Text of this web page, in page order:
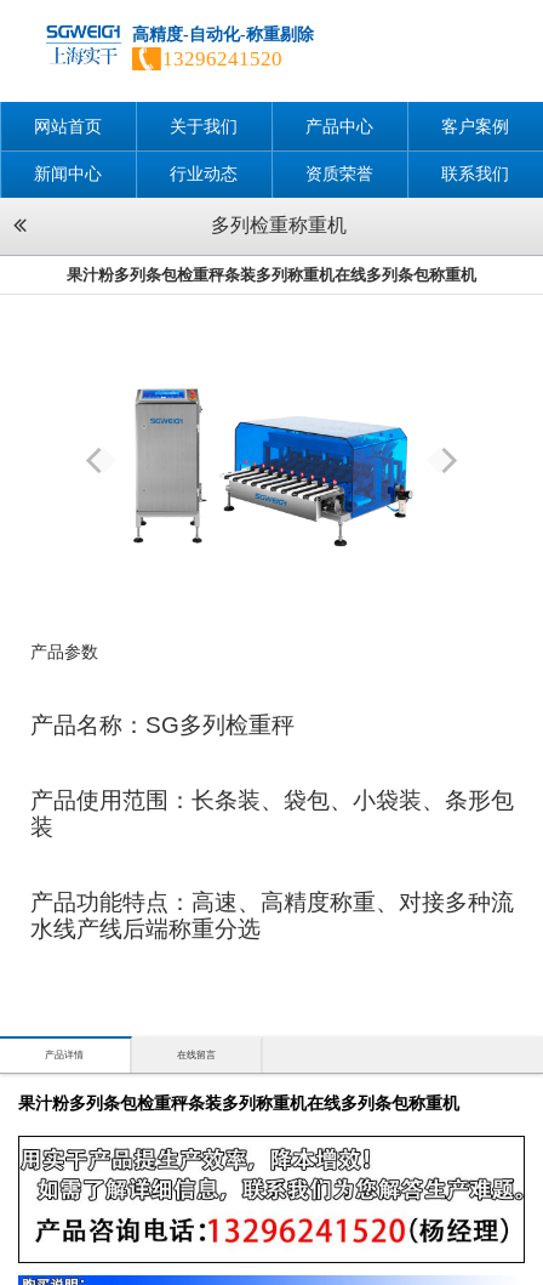
高精度-自动化-称重剔除
13296241520
网站首页 关于我们 产品中心 客户案例
新闻中心 行业动态 资质荣誉 联系我们
多列检重称重机
果汁粉多列条包检重秤条装多列称重机在线多列条包称重机
产品参数
产品名称：SG多列检重秤
产品使用范围：长条装、袋包、小袋装、条形包
装
产品功能特点：高速、高精度称重、对接多种流
水线产线后端称重分选
产品详情 在线留言
果汁粉多列条包检重秤条装多列称重机在线多列条包称重机